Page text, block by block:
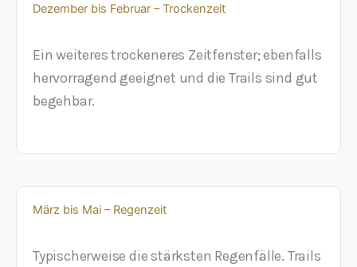
Dezember bis Februar – Trockenzeit
Ein weiteres trockeneres Zeitfenster; ebenfalls
hervorragend geeignet und die Trails sind gut
begehbar.
März bis Mai – Regenzeit
Typischerweise die stärksten Regenfälle. Trails